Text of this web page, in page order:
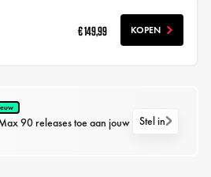
€ 149,99 KOPEN
90 releases toe aan jouw
Stel in